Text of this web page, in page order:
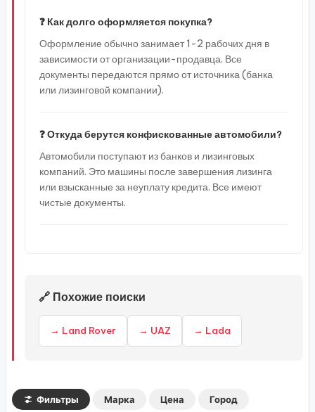
❓ Как долго оформляется покупка?
Оформление обычно занимает 1-2 рабочих дня в
зависимости от организации-продавца. Все
документы передаются прямо от источника (банка
или лизинговой компании).
❓ Откуда берутся конфискованные автомобили?
Автомобили поступают из банков и лизинговых
компаний. Это машины после завершения лизинга
или взысканные за неуплату кредита. Все имеют
чистые документы.
🔗 Похожие поиски
→ Land Rover → UAZ → Lada
Фильтры Марка Цена Город